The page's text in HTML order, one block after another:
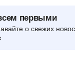
первыми
о свежих